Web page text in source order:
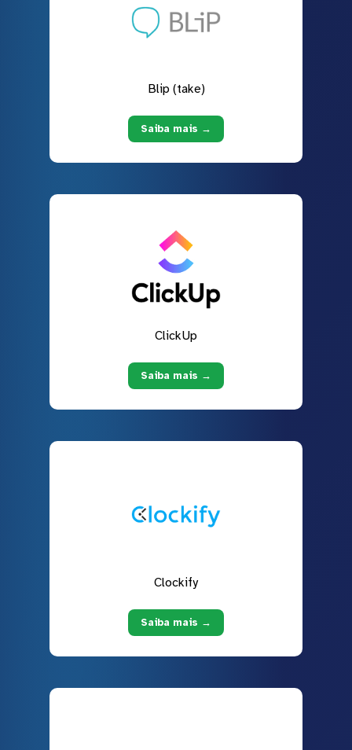
Blip (take)
Saiba mais →
ClickUp
Saiba mais →
Clockify
Saiba mais →